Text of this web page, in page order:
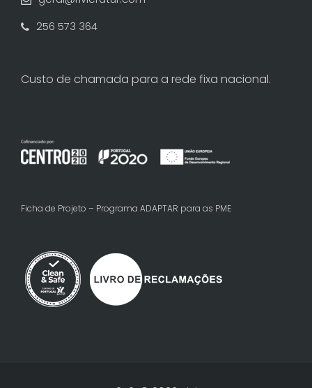
256 573 364
Custo de chamada para a rede fixa nacional.
Ficha de Projeto – Programa ADAPTAR para as PME